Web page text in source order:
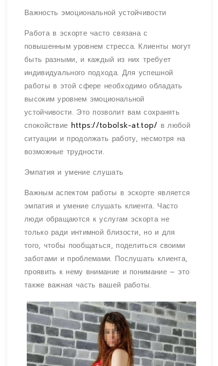
Важность эмоциональной устойчивости
Работа в эскорте часто связана с
повышенным уровнем стресса. Клиенты могут
быть разными, и каждый из них требует
индивидуального подхода. Для успешной
работы в этой сфере необходимо обладать
высоким уровнем эмоциональной
устойчивости. Это позволит вам сохранять
спокойствие https://tobolsk-at.top/ в любой
ситуации и продолжать работу, несмотря на
возможные трудности.
Эмпатия и умение слушать
Важным аспектом работы в эскорте является
эмпатия и умение слушать клиента. Часто
люди обращаются к услугам эскорта не
только ради интимной близости, но и для
того, чтобы пообщаться, поделиться своими
заботами и проблемами. Послушать клиента,
проявить к нему внимание и понимание – это
также важная часть вашей работы.